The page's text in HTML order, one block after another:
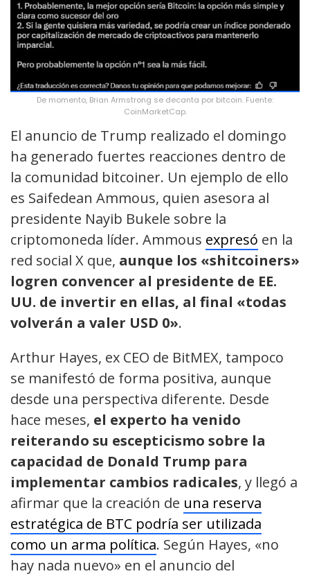
De momento, Brian Armstrong se decanta por bitcoin. Fuente:
CoinMarketCap.
El anuncio de Trump realizado el domingo
ha generado fuertes reacciones dentro de
la comunidad bitcoiner. Un ejemplo de ello
es Saifedean Ammous, quien asesora al
presidente Nayib Bukele sobre la
criptomoneda líder. Ammous expresó en la
red social X que, aunque los «shitcoiners»
logren convencer al presidente de EE.
UU. de invertir en ellas, al final «todas
volverán a valer USD 0».
Arthur Hayes, ex CEO de BitMEX, tampoco
se manifestó de forma positiva, aunque
desde una perspectiva diferente. Desde
hace meses, el experto ha venido
reiterando su escepticismo sobre la
capacidad de Donald Trump para
implementar cambios radicales, y llegó a
afirmar que la creación de una reserva
estratégica de BTC podría ser utilizada
como un arma política. Según Hayes, «no
hay nada nuevo» en el anuncio del